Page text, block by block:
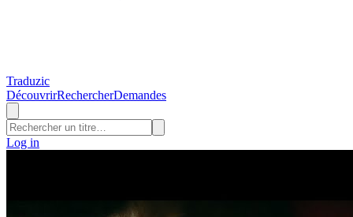
Traduzic
DécouvrirRechercherDemandes
Log in